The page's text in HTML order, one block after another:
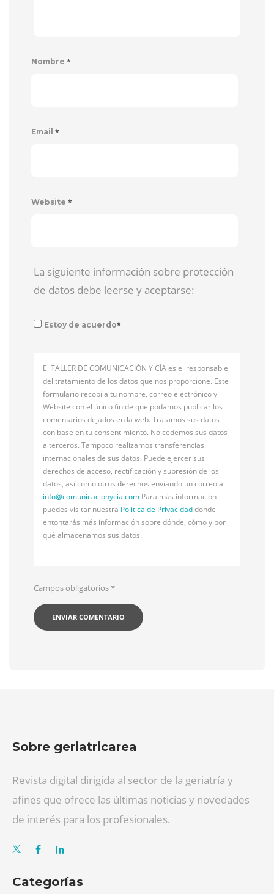
Nombre *
Email *
Website *
La siguiente información sobre protección
de datos debe leerse y aceptarse:
Estoy de acuerdo*
El TALLER DE COMUNICACIÓN Y CÍA es el responsable
del tratamiento de los datos que nos proporcione. Este
formulario recopila tu nombre, correo electrónico y
Website con el único fin de que podamos publicar los
comentarios dejados en la web. Tratamos sus datos
con base en tu consentimiento. No cedemos sus datos
a terceros. Tampoco realizamos transferencias
internacionales de sus datos. Puede ejercer sus
derechos de acceso, rectificación y supresión de los
datos, así como otros derechos enviando un correo a
info@comunicacionycia.com Para más información
puedes visitar nuestra Política de Privacidaddonde
entontarás más información sobre dónde, cómo y por
qué almacenamos sus datos.
Campos obligatorios*
Sobre geriatricarea
Revista digital dirigida al sector de la geriatría y
afines que ofrece las últimas noticias y novedades
de interés para los profesionales.
Categorías